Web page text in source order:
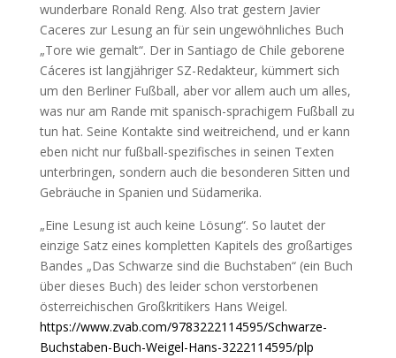
wunderbare Ronald Reng. Also trat gestern Javier
Caceres zur Lesung an für sein ungewöhnliches Buch
„Tore wie gemalt“. Der in Santiago de Chile geborene
Cáceres ist langjähriger SZ-Redakteur, kümmert sich
um den Berliner Fußball, aber vor allem auch um alles,
was nur am Rande mit spanisch-sprachigem Fußball zu
tun hat. Seine Kontakte sind weitreichend, und er kann
eben nicht nur fußball-spezifisches in seinen Texten
unterbringen, sondern auch die besonderen Sitten und
Gebräuche in Spanien und Südamerika.
„Eine Lesung ist auch keine Lösung“. So lautet der
einzige Satz eines kompletten Kapitels des großartiges
Bandes „Das Schwarze sind die Buchstaben“ (ein Buch
über dieses Buch) des leider schon verstorbenen
österreichischen Großkritikers Hans Weigel.
https://www.zvab.com/9783222114595/Schwarze-
Buchstaben-Buch-Weigel-Hans-3222114595/plp